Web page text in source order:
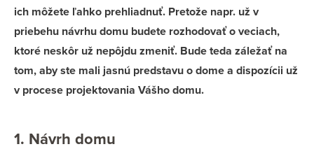
ich môžete ľahko prehliadnuť. Pretože napr. už v
priebehu návrhu domu budete rozhodovať o veciach,
ktoré neskôr už nepôjdu zmeniť. Bude teda záležať na
tom, aby ste mali jasnú predstavu o dome a dispozícii už
v procese projektovania Vášho domu.
1. Návrh domu